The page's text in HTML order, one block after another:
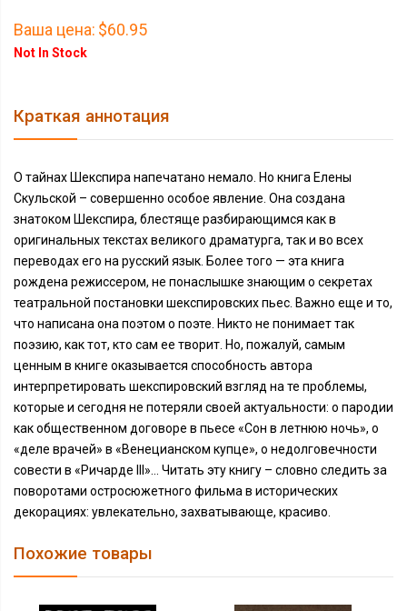
Ваша цена: $60.95
Not In Stock
Краткая аннотация
О тайнах Шекспира напечатано немало. Но книга Елены
Скульской – совершенно особое явление. Она создана
знатоком Шекспира, блестяще разбирающимся как в
оригинальных текстах великого драматурга, так и во всех
переводах его на русский язык. Более того — эта книга
рождена режиссером, не понаслышке знающим о секретах
театральной постановки шекспировских пьес. Важно еще и то,
что написана она поэтом о поэте. Никто не понимает так
поэзию, как тот, кто сам ее творит. Но, пожалуй, самым
ценным в книге оказывается способность автора
интерпретировать шекспировский взгляд на те проблемы,
которые и сегодня не потеряли своей актуальности: о пародии
как общественном договоре в пьесе «Сон в летнюю ночь», о
«деле врачей» в «Венецианском купце», о недолговечности
совести в «Ричарде III»... Читать эту книгу – словно следить за
поворотами остросюжетного фильма в исторических
декорациях: увлекательно, захватывающе, красиво.
Похожие товары